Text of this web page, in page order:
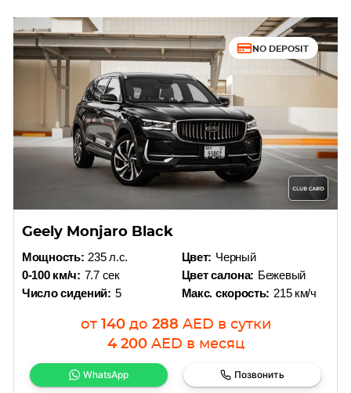
NO DEPOSIT
Geely Monjaro Black
Мощность: 235 л.с.
0-100 км/ч: 7.7 сек
Число сидений: 5
Цвет: Черный
Цвет салона: Бежевый
Макс. скорость: 215 км/ч
от 140 до 288 AED в сутки
4 200 AED в месяц
WhatsApp Позвонить